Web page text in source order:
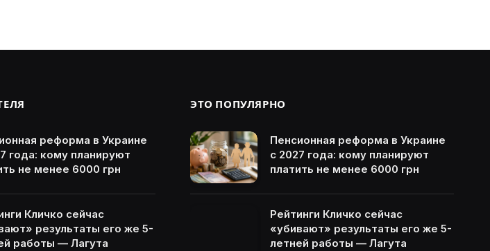
реформа в Украине
года: кому планируют
не менее 6000 грн
Кличко сейчас
результаты его же 5-
работы — Лагута
ЭТО ПОПУЛЯРНО
Пенсионная реформа в Украине
с 2027 года: кому планируют
платить не менее 6000 грн
Рейтинги Кличко сейчас
«убивают» результаты его же 5-
летней работы — Лагута